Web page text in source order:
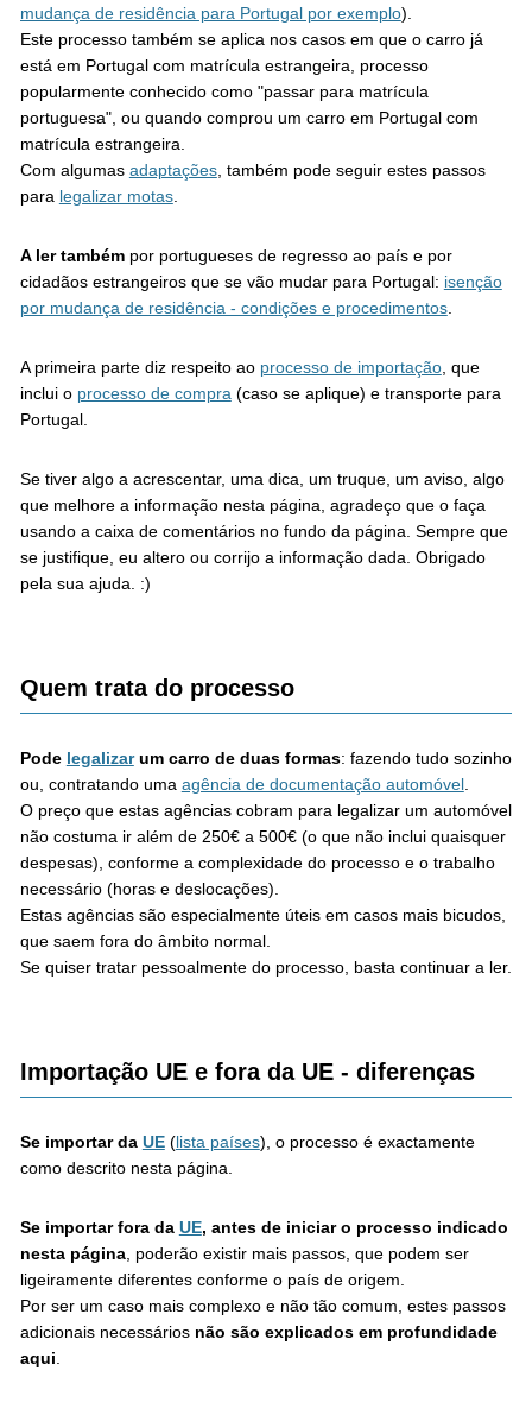
mudança de residência para Portugal por exemplo).
Este processo também se aplica nos casos em que o carro já
está em Portugal com matrícula estrangeira, processo
popularmente conhecido como "passar para matrícula
portuguesa", ou quando comprou um carro em Portugal com
matrícula estrangeira.
Com algumas adaptações, também pode seguir estes passos
para legalizar motas.
A ler tambémpor portugueses de regresso ao país e por
cidadãos estrangeiros que se vão mudar para Portugal: isenção
por mudança de residência - condições e procedimentos.
A primeira parte diz respeito ao processo de importação, que
inclui o processo de compra (caso se aplique) e transporte para
Portugal.
Se tiver algo a acrescentar, uma dica, um truque, um aviso, algo
que melhore a informação nesta página, agradeço que o faça
usando a caixa de comentários no fundo da página. Sempre que
se justifique, eu altero ou corrijo a informação dada. Obrigado
pela sua ajuda. :)
Quem trata do processo
Pode legalizarum carro de duas formas: fazendo tudo sozinho
ou, contratando uma agência de documentação automóvel.
O preço que estas agências cobram para legalizar um automóvel
não costuma ir além de 250€ a 500€ (o que não inclui quaisquer
despesas), conforme a complexidade do processo e o trabalho
necessário (horas e deslocações).
Estas agências são especialmente úteis em casos mais bicudos,
que saem fora do âmbito normal.
Se quiser tratar pessoalmente do processo, basta continuar a ler.
Importação UE e fora da UE - diferenças
Se importar da UE(lista países), o processo é exactamente
como descrito nesta página.
Se importar fora da UE, antes de iniciar o processo indicado
nesta página, poderão existir mais passos, que podem ser
ligeiramente diferentes conforme o país de origem.
Por ser um caso mais complexo e não tão comum, estes passos
adicionais necessários não são explicados em profundidade
aqui.